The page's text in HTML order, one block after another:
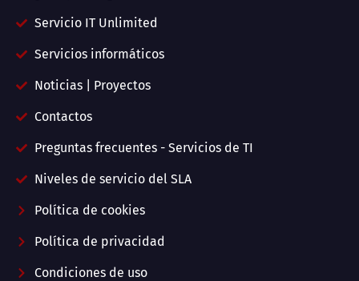
Servicio IT Unlimited
Servicios informáticos
Noticias | Proyectos
Contactos
Preguntas frecuentes - Servicios de TI
Niveles de servicio del SLA
Política de cookies
Política de privacidad
Condiciones de uso